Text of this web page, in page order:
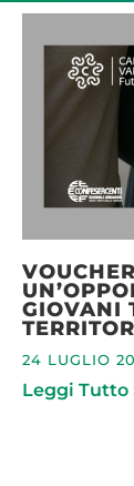
GIOVANI
24 LUGLIO
Leggi Tutto